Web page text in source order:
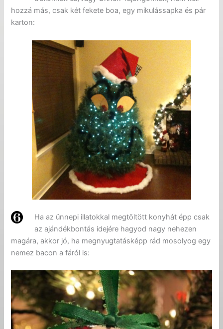
hozzá más, csak két fekete boa, egy mikulássapka és pár
karton:
Ha az ünnepi illatokkal megtöltött konyhát épp csak
az ajándékbontás idejére hagyod nagy nehezen
magára, akkor jó, ha megnyugtatásképp rád mosolyog egy
nemez bacon a fáról is: